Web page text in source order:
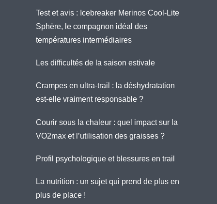
Test et avis : Icebreaker Merinos Cool-Lite
Sphère, le compagnon idéal des
températures intermédiaires
Les difficultés de la saison estivale
Crampes en ultra-trail : la déshydratation
est-elle vraiment responsable ?
Courir sous la chaleur : quel impact sur la
VO2max et l’utilisation des graisses ?
Profil psychologique et blessures en trail
La nutrition : un sujet qui prend de plus en
plus de place !